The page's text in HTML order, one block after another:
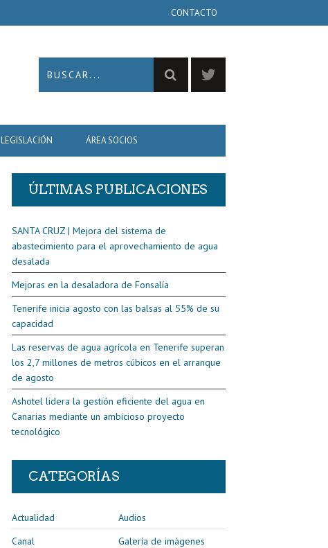
CONTACTO
LEGISLACIÓN ÁREA SOCIOS
ÚLTIMAS PUBLICACIONES
SANTA CRUZ | Mejora del sistema de
abastecimiento para el aprovechamiento de agua
desalada
Mejoras en la desaladora de Fonsalía
Tenerife inicia agosto con las balsas al 55% de su
capacidad
Las reservas de agua agrícola en Tenerife superan
los 2,7 millones de metros cúbicos en el arranque
de agosto
Ashotel lidera la gestión eficiente del agua en
Canarias mediante un ambicioso proyecto
tecnológico
CATEGORÍAS
Actualidad
Audios
Canal
Galería de imágenes